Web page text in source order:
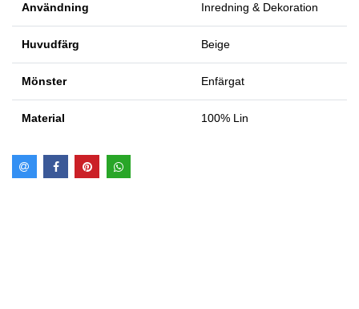
Användning Inredning & Dekoration
Huvudfärg Beige
Mönster Enfärgat
Material 100% Lin